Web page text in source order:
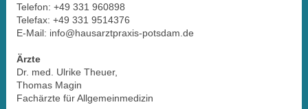
Telefon: +49 331 960898
Telefax: +49 331 9514376
E-Mail: info@hausarztpraxis-potsdam.de
Ärzte
Dr. med. Ulrike Theuer,
Thomas Magin
Fachärzte für Allgemeinmedizin